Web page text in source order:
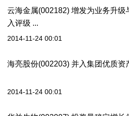
云海金属(002182) 增发为业务升级
入评级 ...
2014-11-24 00:01
海亮股份(002203) 并入集团优质资
2014-11-24 00:01